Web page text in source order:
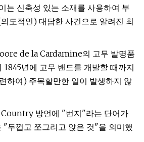
는 신축성 있는 소재를 사용하여 부
도적인) 대담한 사건으로 알려진 최
de la Cardamine의 고무 발명품
1845년에 고무 밴드를 개발할 때까지
하여) 주목할만한 일이 발생하지 않
Country 방언에 "번지"라는 단어가
"두껍고 쪼그리고 앉은 것"을 의미했